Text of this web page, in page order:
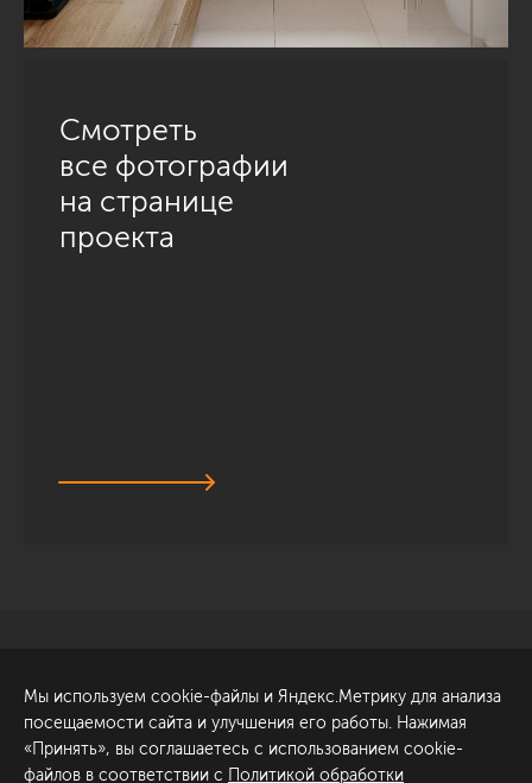
Смотреть
все фотографии
на странице
проекта
Обсудить проект
ул. Академика Павлова, 6
к1
+7 (812) 200-95-55
Мы используем cookie-файлы и Яндекс.Метрику для анализа
посещаемости сайта и улучшения его работы. Нажимая
«Принять», вы соглашаетесь с использованием cookie-
файлов в соответствии с Политикой обработки